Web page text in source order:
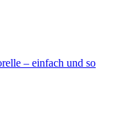
– einfach und so